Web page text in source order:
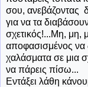
σου, ανεβάζοντας
για να τα
σχετικός!...Μη, μη,
αποφασισμένος να
χαλάσματα σε μια
να πάρεις πίσω...
Εντάξει λάθη